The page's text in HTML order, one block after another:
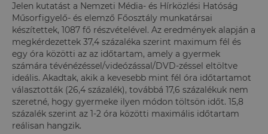
Jelen kutatást a Nemzeti Média- és Hírközlési Hatóság
Műsorfigyelő- és elemző Főosztály munkatársai
készítettek, 1087 fő részvételével. Az eredmények alapján a
megkérdezettek 37,4 százaléka szerint maximum fél és
egy óra közötti az az időtartam, amely a gyermek
számára tévénézéssel/videózással/DVD-zéssel eltöltve
ideális. Akadtak, akik a kevesebb mint fél óra időtartamot
választották (26,4 százalék), továbbá 17,6 százalékuk nem
szeretné, hogy gyermeke ilyen módon töltsön időt. 15,8
százalék szerint az 1-2 óra közötti maximális időtartam
reálisan hangzik.